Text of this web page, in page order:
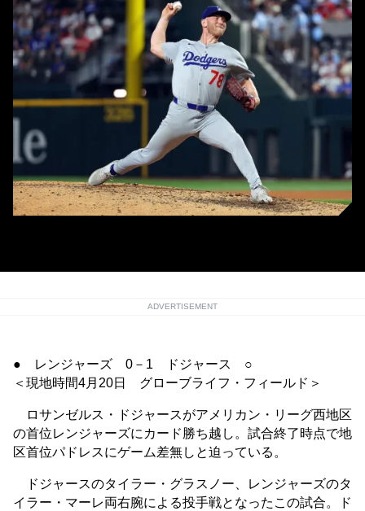
ADVERTISEMENT
● レンジャーズ 0－1 ドジャース ○
＜現地時間4月20日 グローブライフ・フィールド＞
ロサンゼルス・ドジャースがアメリカン・リーグ西地区
の首位レンジャーズにカード勝ち越し。試合終了時点で地
区首位パドレスにゲーム差無しと迫っている。
ドジャースのタイラー・グラスノー、レンジャーズのタ
イラー・マーレ両右腕による投手戦となったこの試合。ド